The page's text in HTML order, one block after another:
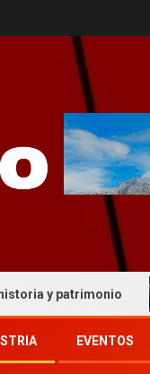
EVENTOS